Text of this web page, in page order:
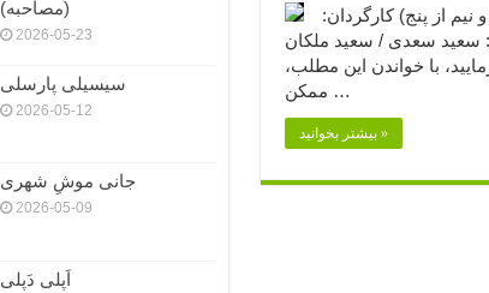
(دو و نیم از پنج) کارگردان:
سعید سعدی / سعید ملکان
ایران مدت: ۹۰ دقیقه “توجه فرمایید،‌ با خواندن این مطلب،
ممکن …
بیشتر بخوانید »
(مصاحبه)
2026-05-23
سیسیلی پارسلی
2026-05-12
جانی موشِ شهری
2026-05-09
اَپلی دَپلی